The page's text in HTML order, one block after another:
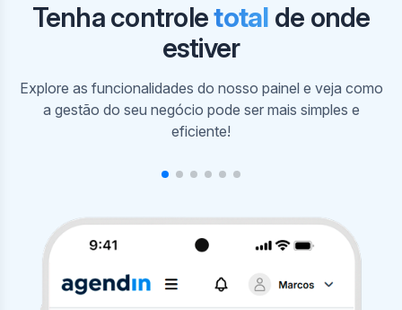
Tenha controletotal de onde
estiver
Em nosso painel, visualize sua agenda e a dos
profissionais por horários. Crie, edite e cancele
agendamentos com poucos cliques.